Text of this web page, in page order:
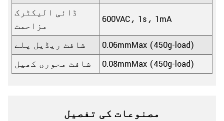
ڈائی الیکٹرک
مزاحمت
600VAC، 1s، 1mA
شافٹ ریڈیل پلے
0.06mmMax (450g-load)
شافٹ محوری کھیل
0.08mmMax (450g-load)
مصنوعات کی تفصیل